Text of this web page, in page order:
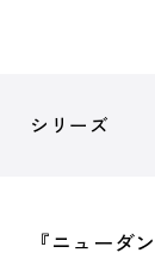
シリーズ
『ニューダ